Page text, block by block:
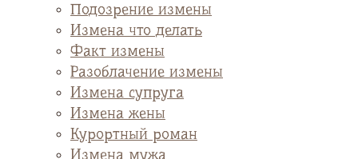
Подозрение измены
Измена что делать
Факт измены
Разоблачение измены
Измена супруга
Измена жены
Курортный роман
Измена мужа